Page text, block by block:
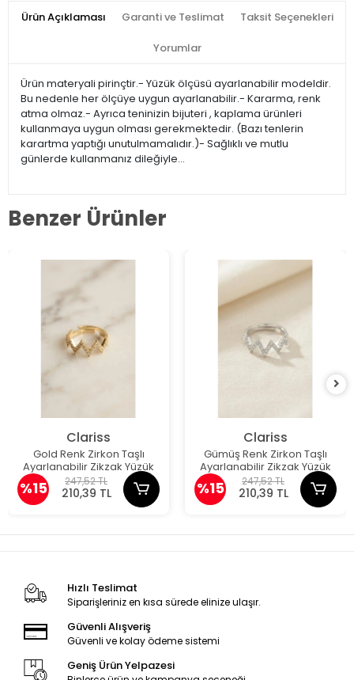
Ürün Açıklaması Garanti ve Teslimat Taksit Seçenekleri
Yorumlar
Ürün materyali pirinçtir.- Yüzük ölçüsü ayarlanabilir modeldir.
Bu nedenle her ölçüye uygun ayarlanabilir.- Kararma, renk
atma olmaz.- Ayrıca teninizin bijuteri , kaplama ürünleri
kullanmaya uygun olması gerekmektedir. (Bazı tenlerin
karartma yaptığı unutulmamalıdır.)- Sağlıklı ve mutlu
günlerde kullanmanız dileğiyle…
Benzer Ürünler
Clariss
Gold Renk Zirkon Taşlı
Ayarlanabilir Zikzak Yüzük
%15 247,52 TL
210,39 TL
Clariss
Gümüş Renk Zirkon Taşlı
Ayarlanabilir Zikzak Yüzük
%15 247,52 TL
210,39 TL
Hızlı Teslimat
Siparişleriniz en kısa sürede elinize ulaşır.
Güvenli Alışveriş
Güvenli ve kolay ödeme sistemi
Geniş Ürün Yelpazesi